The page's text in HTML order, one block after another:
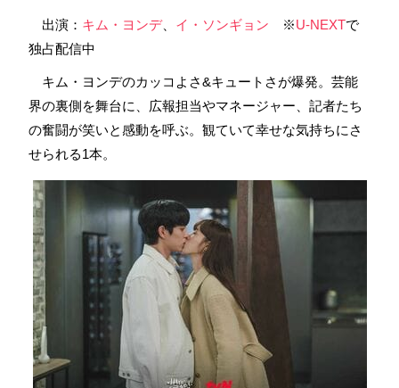
出演： キム・ヨンデ、 イ・ソンギョン ※U-NEXTで
独占配信中
キム・ヨンデのカッコよさ&キュートさが爆発。芸能
界の裏側を舞台に、広報担当やマネージャー、記者たち
の奮闘が笑いと感動を呼ぶ。観ていて幸せな気持ちにさ
せられる1本。